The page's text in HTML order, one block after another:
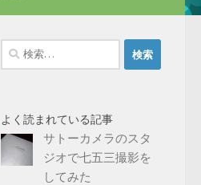
検
索:
よく読まれている記事
サトーカメラのスタ
ジオで七五三撮影を
してみた